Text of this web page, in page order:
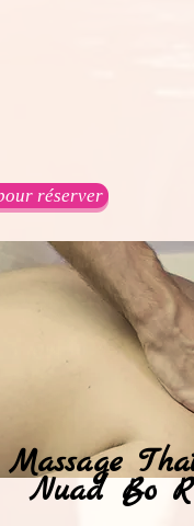
réserver
Massage
Bo